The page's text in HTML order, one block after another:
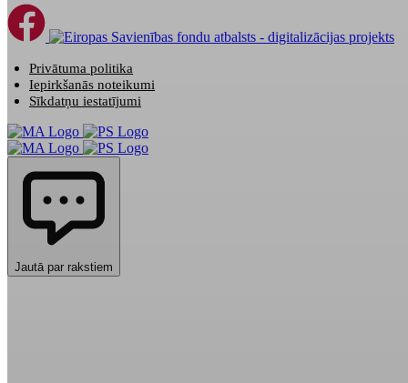
Privātuma politika
Iepirkšanās noteikumi
Sīkdatņu iestatījumi
Jautā par rakstiem